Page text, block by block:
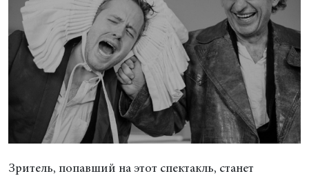
Зритель, попавший на этот спектакль, станет